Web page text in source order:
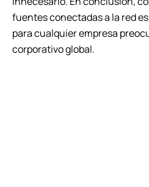
fuentes conectadas a la red
para cualquier empresa
corporativo global.